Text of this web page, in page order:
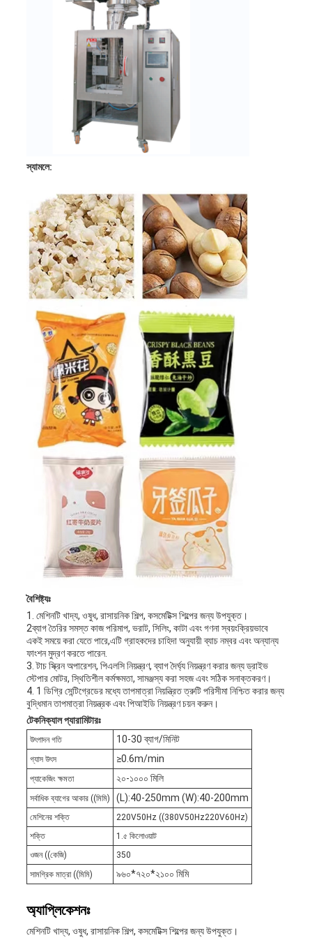
স্যামলে:
বৈশিষ্ট্যঃ
1. মেশিনটি খাদ্য, ওষুধ, রাসায়নিক শিল্প, কসমেটিক্স শিল্পের জন্য উপযুক্ত।
2ব্যাগ তৈরির সমস্ত কাজ পরিমাপ, ভরাট, সিলিং, কাটা এবং গণনা স্বয়ংক্রিয়ভাবে
একই সময়ে করা যেতে পারে,এটি গ্রাহকদের চাহিদা অনুযায়ী ব্যাচ নম্বর এবং অন্যান্য
ফাংশন মুদ্রণ করতে পারেন.
3. টাচ স্ক্রিন অপারেশন, পিএলসি নিয়ন্ত্রণ, ব্যাগ দৈর্ঘ্য নিয়ন্ত্রণ করার জন্য ড্রাইভ
স্টেপার মোটর, স্থিতিশীল কর্মক্ষমতা, সামঞ্জস্য করা সহজ এবং সঠিক সনাক্তকরণ।
4. 1 ডিগ্রি সেন্টিগ্রেডের মধ্যে তাপমাত্রা নিয়ন্ত্রিত ত্রুটি পরিসীমা নিশ্চিত করার জন্য
বুদ্ধিমান তাপমাত্রা নিয়ন্ত্রক এবং পিআইডি নিয়ন্ত্রণ চয়ন করুন।
টেকনিক্যাল প্যারামিটারঃ
উৎপাদন গতি 10-30 ব্যাগ/মিনিট
গ্যাস উৎস ≥0.6m/min
প্যাকেজিং ক্ষমতা ২০-১০০০ মিলি
সর্বাধিক ব্যাগের আকার ((মিমি) (L):40-250mm (W):40-200mm
মেশিনের শক্তি
220V50Hz ((380V50Hz220V60Hz)
শক্তি
1.৫ কিলোওয়াট
ওজন ((কেজি)
350
সামগ্রিক মাত্রা ((মিমি)
৯৬০*৭২০*২১০০ মিমি
অ্যাপ্লিকেশনঃ
মেশিনটি খাদ্য, ওষুধ, রাসায়নিক শিল্প, কসমেটিক্স শিল্পের জন্য উপযুক্ত।